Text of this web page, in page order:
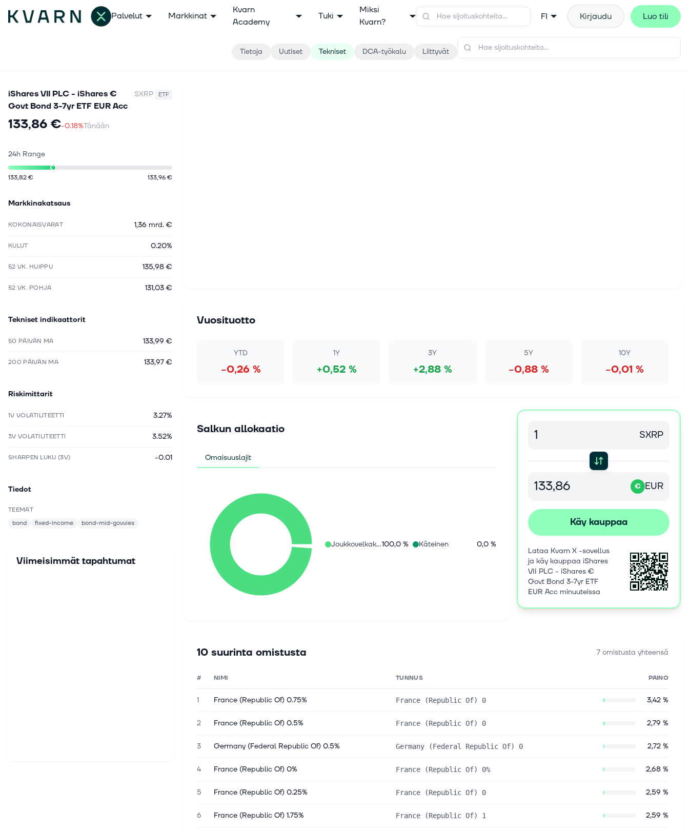
Palvelut Markkinat
Kvarn
Academy
Tuki
Miksi
Kvarn?
FI Kirjaudu Luo tili
Tietoja Uutiset Tekniset DCA-työkalu Liittyvät
iShares VII PLC - iShares €
Govt Bond 3-7yr ETF EUR Acc
SXRP ETF
133,86 €-0.18%Tänään
24h Range
133,82 € 133,96 €
Markkinakatsaus
KOKONAISVARAT 1,36 mrd. €
KULUT 0.20%
52 VK. HUIPPU 135,98 €
52 VK. POHJA 131,03 €
Tekniset indikaattorit
50 PÄIVÄN MA 133,99 €
200 PÄIVÄN MA 133,97 €
Riskimittarit
1V VOLATILITEETTI 3.27%
3V VOLATILITEETTI 3.52%
SHARPEN LUKU (3V) -0.01
Tiedot
TEEMAT
bond
fixed-income bond-mid-govvies
Viimeisimmät tapahtumat
Vuosituotto
YTD
−0,26 %
1Y
+0,52 %
3Y
+2,88 %
5Y
−0,88 %
10Y
−0,01 %
Salkun allokaatio
Omaisuuslajit
Joukkovelkakirjat100,0 % Käteinen 0,0 %
SXRP
€ EUR
Käy kauppaa
Lataa Kvarn X -sovellus
ja käy kauppaa iShares
VII PLC - iShares €
Govt Bond 3-7yr ETF
EUR Acc minuuteissa
10 suurinta omistusta 7 omistusta yhteensä
# NIMI TUNNUS PAINO
1 France (Republic Of) 0.75% France (Republic Of) 0 3,42 %
2 France (Republic Of) 0.5% France (Republic Of) 0 2,79 %
3 Germany (Federal Republic Of) 0.5% Germany (Federal Republic Of) 0 2,72 %
4 France (Republic Of) 0% France (Republic Of) 0% 2,68 %
5 France (Republic Of) 0.25% France (Republic Of) 0 2,59 %
6 France (Republic Of) 1.75% France (Republic Of) 1 2,59 %